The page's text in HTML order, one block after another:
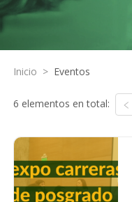
Inicio > Eventos
6 elementos en total: